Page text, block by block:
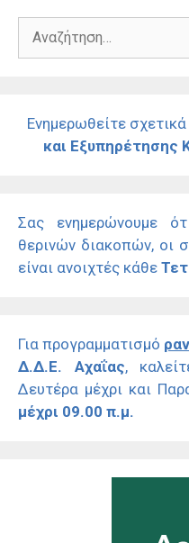
Αναζήτηση
Ενημερωθείτε
και Εξυπηρέτησης
Σας ενημερώνουμε
θερινών διακοπών, οι
είναι ανοιχτές κάθε
Για προγραμματισμό
Δ.Δ.Ε. Αχαΐας,
Δευτέρα μέχρι και
μέχρι 09.00 π.μ.